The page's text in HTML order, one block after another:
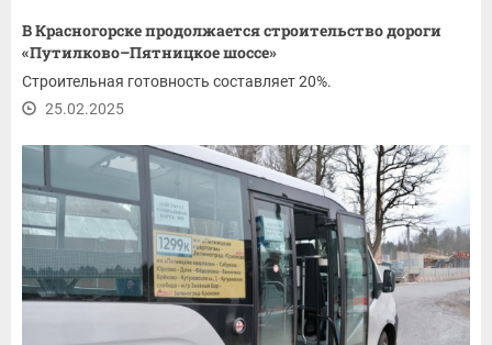
В Красногорске продолжается строительство дороги
«Путилково–Пятницкое шоссе»
Строительная готовность составляет 20%.
25.02.2025